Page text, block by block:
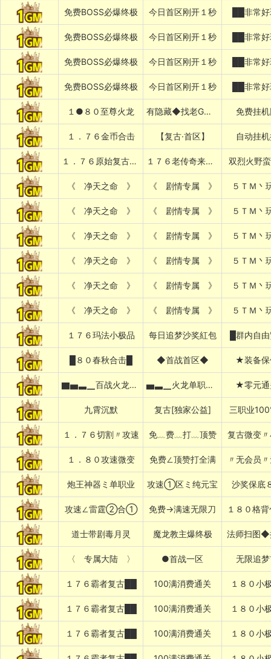
免费BOSS必爆终极 今日首区刚开１秒 ██非常
免费BOSS必爆终极 今日首区刚开１秒 ██非常
免费BOSS必爆终极 今日首区刚开１秒 ██非常
免费BOSS必爆终极 今日首区刚开１秒 ██非常
１●８０至尊火龙 有隐藏◆找老G退款 免费挂
１．７６金币合击 【复古·首区】 自动挂
１．７６原始复古███████ １７６老传奇来了████████ 双烈火野
《 净天之命 》 《 剧情专属 》 ５ＴＭ丶
《 净天之命 》 《 剧情专属 》 ５ＴＭ丶
《 净天之命 》 《 剧情专属 》 ５ＴＭ丶
《 净天之命 》 《 剧情专属 》 ５ＴＭ丶
《 净天之命 》 《 剧情专属 》 ５ＴＭ丶
《 净天之命 》 《 剧情专属 》 ５ＴＭ丶
１７６玛法小极品 每日追梦沙奖紅包 █群内自
█８０春秋合击█ ◆首战首区◆ ★装备
▇▅▃▁百战火龙▁▃▅▇ ▅▃▁火龙单职业▁▃▅ ★零元
九霄沉默 复古[独家公益] 三职业
１．７６切割〃攻速 免﹏费﹏打﹏顶赞 复古微变
１．８０攻速微变 免费∠顶赞打全满 〃无会员
炮王神器ミ单职业 攻速①区ミ纯元宝 沙奖保底
攻速∠雷霆②合① 免费→满速无限刀 １８０格
道士带剧毒月灵 魔龙教主爆终极 法师扫图◆
〈 专属大陆 〉 ●首战一区 无限追
１７６霸者复古██ 100满消费通关 １８０小
１７６霸者复古██ 100满消费通关 １８０小
１７６霸者复古██ 100满消费通关 １８０小